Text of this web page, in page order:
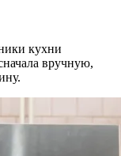
кухни
вручную,